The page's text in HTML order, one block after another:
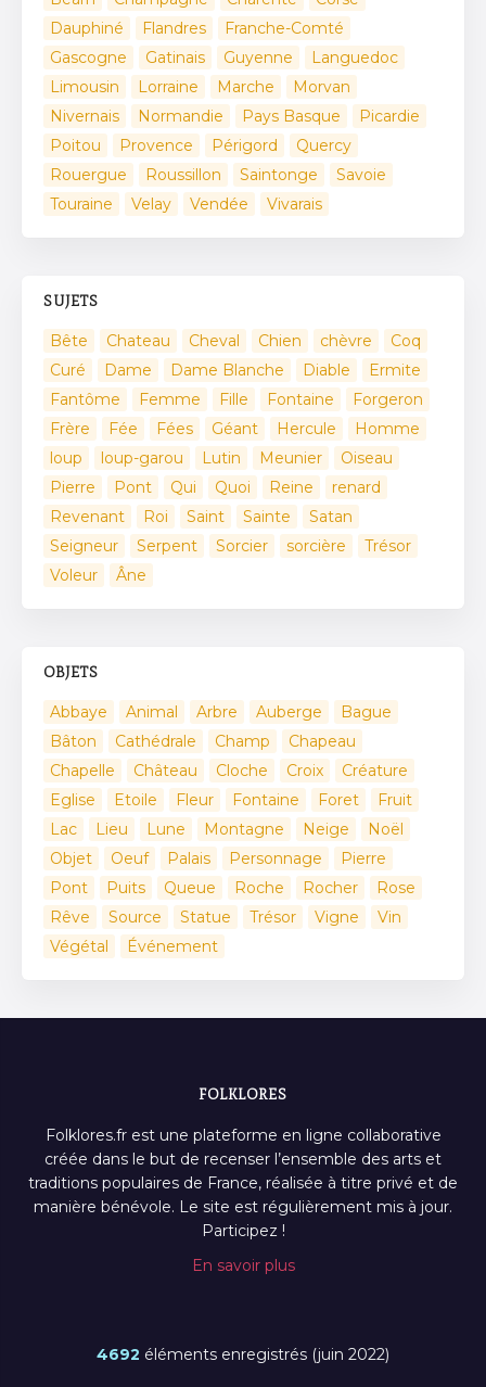
Dauphiné
Flandres
Franche-Comté
Gascogne
Gatinais Guyenne
Languedoc
Limousin
Lorraine Marche
Morvan
Nivernais
Normandie Pays Basque
Picardie
Poitou
Provence Périgord
Quercy
Rouergue
Roussillon Saintonge
Savoie
Touraine
Velay Vendée Vivarais
SUJETS
Bête Chateau Cheval Chien chèvre
Coq
Curé
Dame Dame Blanche Diable
Ermite
Fantôme
Femme Fille Fontaine
Forgeron
Frère
Fée Fées Géant Hercule
Homme
loup
loup-garou Lutin Meunier
Oiseau
Pierre
Pont Qui Quoi Reine
renard
Revenant
Roi Saint Sainte
Satan
Seigneur
Serpent Sorcier sorcière
Trésor
Voleur
Âne
OBJETS
Abbaye Animal Arbre Auberge
Bague
Bâton
Cathédrale Champ
Chapeau
Chapelle
Château Cloche Croix
Créature
Eglise
Etoile Fleur Fontaine Foret
Fruit
Lac
Lieu Lune Montagne Neige
Noël
Objet
Oeuf Palais Personnage
Pierre
Pont
Puits Queue Roche Rocher
Rose
Rêve
Source Statue Trésor Vigne
Vin
Végétal
Événement
FOLKLORES
Folklores.fr est une plateforme en ligne collaborative
créée dans le but de recenser l’ensemble des arts et
traditions populaires de France, réalisée à titre privé et de
manière bénévole. Le site est régulièrement mis à jour.
Participez !
En savoir plus
4692 éléments enregistrés (juin 2022)